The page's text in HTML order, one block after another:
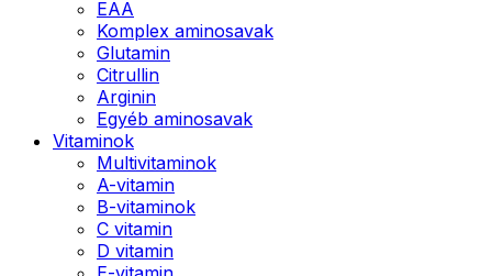
EAA
Komplex aminosavak
Glutamin
Citrullin
Arginin
Egyéb aminosavak
Vitaminok
Multivitaminok
A-vitamin
B-vitaminok
C vitamin
D vitamin